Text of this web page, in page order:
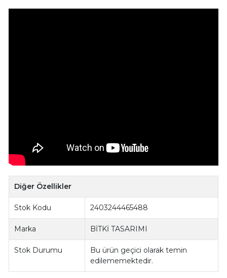
Diğer Özellikler
Stok Kodu 2403244465488
Marka BİTKİ TASARIMI
Stok Durumu
Bu ürün geçici olarak temin
edilememektedir.